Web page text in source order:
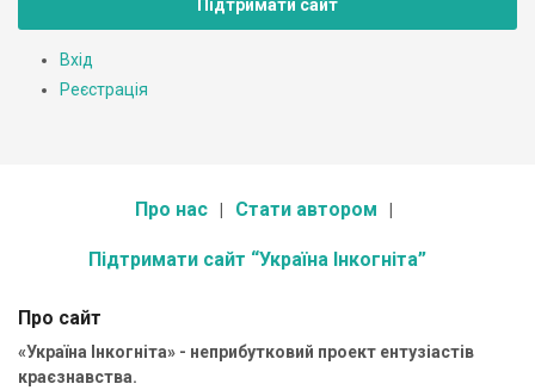
Підтримати сайт
Вхід
Реєстрація
Про нас Стати автором
Підтримати сайт “Україна Інкогніта”
Про сайт
«Україна Інкогніта» - неприбутковий проект ентузіастів
краєзнавства.